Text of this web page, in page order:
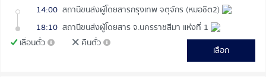
14:00 สถานีขนส่งผู้โดยสารกรุงเทพ จตุจักร (หมอชิต2)
18:10 สถานีขนส่งผู้โดยสาร จ.นครราชสีมา แห่งที่ 1
เลื่อนตั๋ว
คืนตั๋ว
เลือก